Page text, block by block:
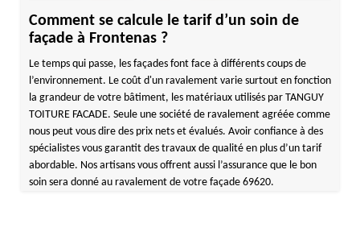
Comment se calcule le tarif d’un soin de
façade à Frontenas ?
Le temps qui passe, les façades font face à différents coups de
l’environnement. Le coût d'un ravalement varie surtout en fonction
la grandeur de votre bâtiment, les matériaux utilisés par TANGUY
TOITURE FACADE. Seule une société de ravalement agréée comme
nous peut vous dire des prix nets et évalués. Avoir confiance à des
spécialistes vous garantit des travaux de qualité en plus d’un tarif
abordable. Nos artisans vous offrent aussi l’assurance que le bon
soin sera donné au ravalement de votre façade 69620.